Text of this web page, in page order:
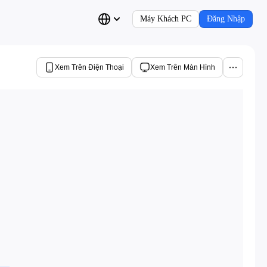
Máy Khách PC Đăng Nhập
Xem Trên Điện Thoại Xem Trên Màn Hình